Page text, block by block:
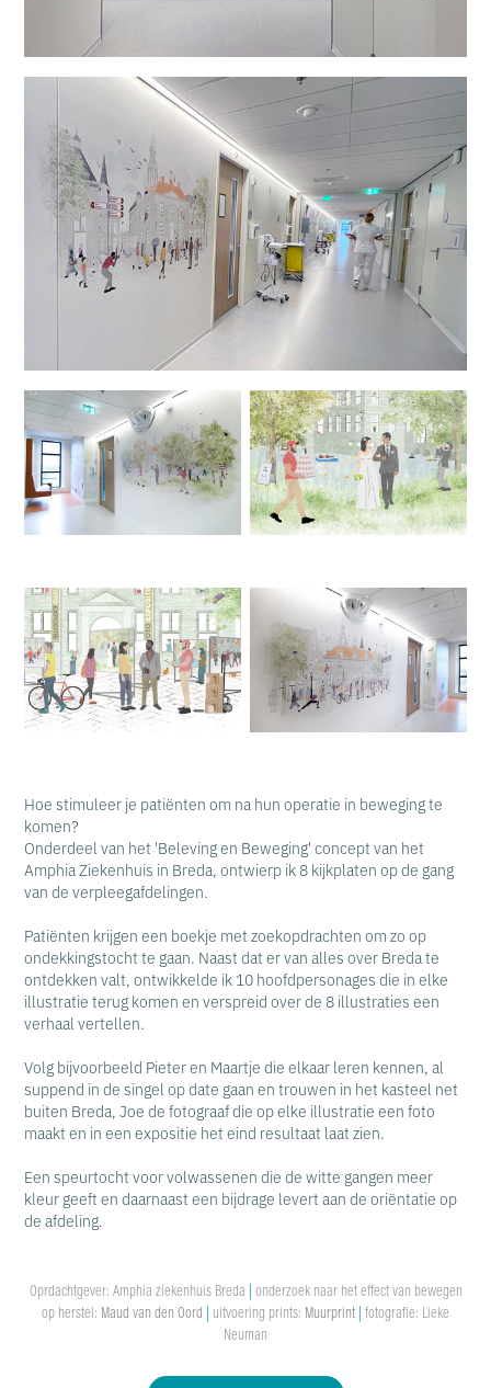
Hoe stimuleer je patiënten om na hun operatie in beweging te
komen?
Onderdeel van het 'Beleving en Beweging' concept van het
Amphia Ziekenhuis in Breda, ontwierp ik 8 kijkplaten op de gang
van de verpleegafdelingen.
Patiënten krijgen een boekje met zoekopdrachten om zo op
ondekkingstocht te gaan. Naast dat er van alles over Breda te
ontdekken valt, ontwikkelde ik 10 hoofdpersonages die in elke
illustratie terug komen en verspreid over de 8 illustraties een
verhaal vertellen.
Volg bijvoorbeeld Pieter en Maartje die elkaar leren kennen, al
suppend in de singel op date gaan en trouwen in het kasteel net
buiten Breda, Joe de fotograaf die op elke illustratie een foto
maakt en in een expositie het eind resultaat laat zien.
Een speurtocht voor volwassenen die de witte gangen meer
kleur geeft en daarnaast een bijdrage levert aan de oriëntatie op
de afdeling.
Oprdachtgever: Amphia ziekenhuis Breda | onderzoek naar het effect van bewegen
op herstel: Maud van den Oord | uitvoering prints: Muurprint | fotografie: Lieke
Neuman